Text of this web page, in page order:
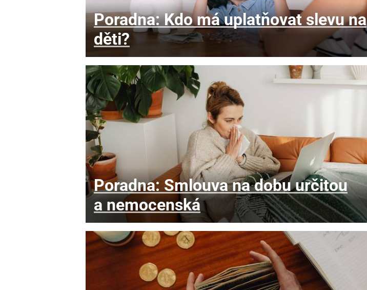
Poradna: Kdo má uplatňovat slevu na
děti?
Poradna: Smlouva na dobu určitou
a nemocenská